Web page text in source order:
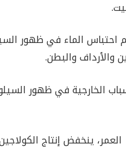
احتباس الماء في ظهور
والأرداف والبطن.
الخارجية في ظهور
ينخفض ​​إنتاج